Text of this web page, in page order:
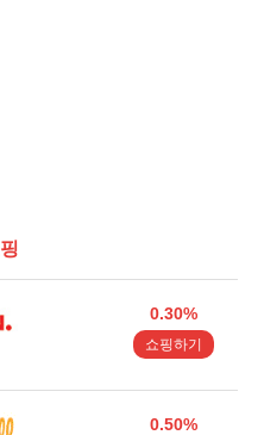
0.30%
쇼핑하기
0.50%